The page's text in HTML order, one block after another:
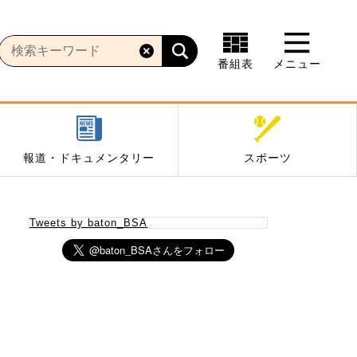
番組表 メニュー
報道・ドキュメンタリー スポーツ
Tweets by baton_BSA